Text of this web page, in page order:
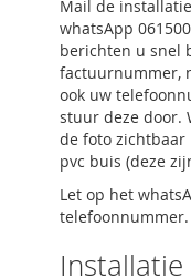
Mail de
whatsApp
berichten u snel
factuurnummer,
ook uw
stuur deze door.
de foto zichtbaar
pvc buis (deze
Let op het
telefoonnummer.